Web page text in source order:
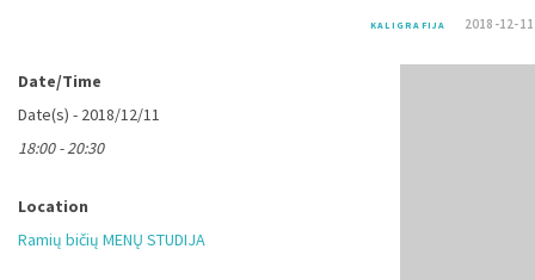
KALIGRAFIJA 2018-12-11
Date/Time
Date(s) - 2018/12/11
18:00 - 20:30
Location
Ramių bičių MENŲ STUDIJA